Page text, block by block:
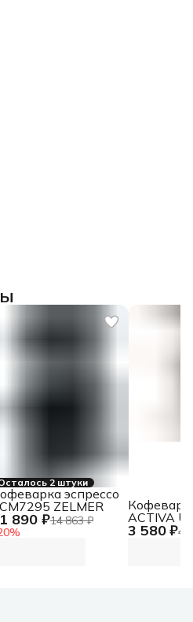
2 штуки
890 ₽14 863 ₽
%
эспрессо
ZELMER
3 580 ₽4
ACTIVA